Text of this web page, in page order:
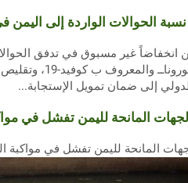
الحوالات الواردة إلى
انخفاضاً غير مسبوق في تدفق
بفيروس
إلى ضمان تمويل الإستجابة...
المانحة لليمن تفشل في
المانحة لليمن تفشل في مواكبة